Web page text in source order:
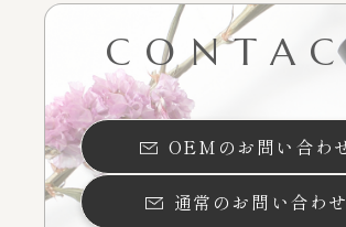
OEMのお問い合わ
通常のお問い合わせ